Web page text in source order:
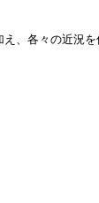
、各々の近況を